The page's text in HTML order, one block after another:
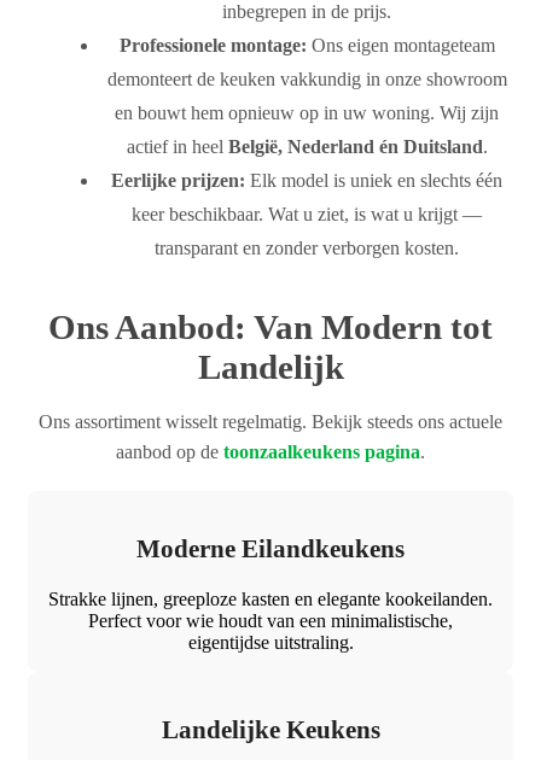
inbegrepen in de prijs.
Professionele montage: Ons eigen montageteam
demonteert de keuken vakkundig in onze showroom
en bouwt hem opnieuw op in uw woning. Wij zijn
actief in heel België, Nederland én Duitsland.
Eerlijke prijzen: Elk model is uniek en slechts één
keer beschikbaar. Wat u ziet, is wat u krijgt —
transparant en zonder verborgen kosten.
Ons Aanbod: Van Modern tot
Landelijk
Ons assortiment wisselt regelmatig. Bekijk steeds ons actuele
aanbod op de toonzaalkeukens pagina.
Moderne Eilandkeukens
Strakke lijnen, greeploze kasten en elegante kookeilanden.
Perfect voor wie houdt van een minimalistische,
eigentijdse uitstraling.
Landelijke Keukens